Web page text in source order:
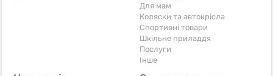
Для мам
Коляски та автокрісла
Спортивні товари
Шкільне приладдя
Послуги
Iнше